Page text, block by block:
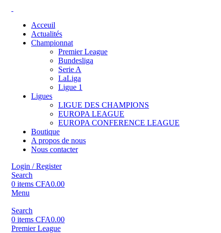
Acceuil
Actualités
Championnat
Premier League
Bundesliga
Serie A
LaLiga
Ligue 1
Ligues
LIGUE DES CHAMPIONS
EUROPA LEAGUE
EUROPA CONFERENCE LEAGUE
Boutique
A propos de nous
Nous contacter
Login / Register
Search
0 items CFA0.00
Menu
Search
0 items CFA0.00
Premier League